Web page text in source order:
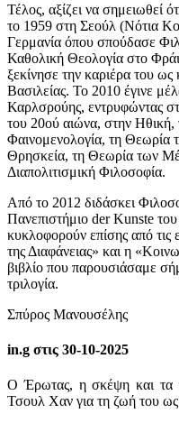
Τέλος, αξίζει να σημειωθεί
το 1959 στη Σεούλ (Νότια
Γερμανία όπου σπούδασε
Καθολική Θεολογία στο
ξεκίνησε την καριέρα του
Βασιλείας. Το 2010 έγινε
Καρλσρούης, εντρυφώντας
του 20ού αιώνα, στην
Φαινομενολογία, τη Θεωρία
Θρησκεία, τη Θεωρία των
Διαπολιτισμική Φιλοσοφία.
Από το 2012 διδάσκει
Πανεπιστήμιο der Kunste
κυκλοφορούν επίσης από τις
της Διαφάνειας» και η
βιβλίο που παρουσιάσαμε
τριλογία.
Σπύρος Μανουσέλης
in.g στις 30-10-2025
Ο Έρωτας, η σκέψη και τα
Τσουλ Χαν για τη ζωή του